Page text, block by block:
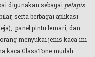
digunakan sebagai pelapis
serta berbagai aplikasi
panel pintu lemari, dan
menyukai jenis kaca ini
kaca GlassTone mudah